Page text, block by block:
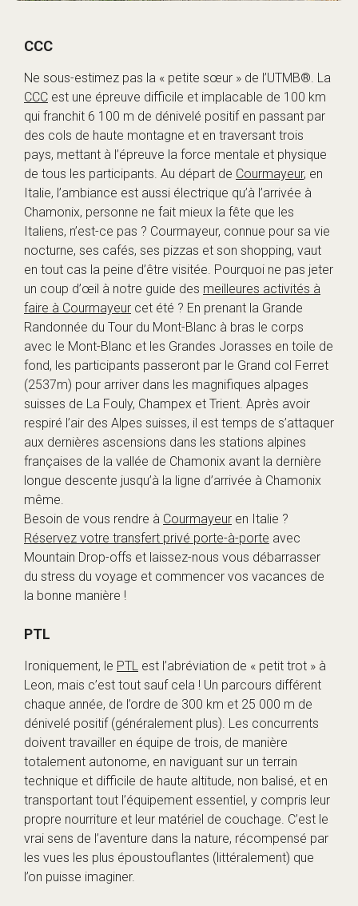
CCC
Ne sous-estimez pas la « petite sœur » de l’UTMB®. La
CCC est une épreuve difficile et implacable de 100 km
qui franchit 6 100 m de dénivelé positif en passant par
des cols de haute montagne et en traversant trois
pays, mettant à l’épreuve la force mentale et physique
de tous les participants. Au départ de Courmayeur, en
Italie, l’ambiance est aussi électrique qu’à l’arrivée à
Chamonix, personne ne fait mieux la fête que les
Italiens, n’est-ce pas ? Courmayeur, connue pour sa vie
nocturne, ses cafés, ses pizzas et son shopping, vaut
en tout cas la peine d’être visitée. Pourquoi ne pas jeter
un coup d’œil à notre guide des meilleures activités à
faire à Courmayeur cet été ? En prenant la Grande
Randonnée du Tour du Mont-Blanc à bras le corps
avec le Mont-Blanc et les Grandes Jorasses en toile de
fond, les participants passeront par le Grand col Ferret
(2537m) pour arriver dans les magnifiques alpages
suisses de La Fouly, Champex et Trient. Après avoir
respiré l’air des Alpes suisses, il est temps de s’attaquer
aux dernières ascensions dans les stations alpines
françaises de la vallée de Chamonix avant la dernière
longue descente jusqu’à la ligne d’arrivée à Chamonix
même.
Besoin de vous rendre à Courmayeur en Italie ?
Réservez votre transfert privé porte-à-porte avec
Mountain Drop-offs et laissez-nous vous débarrasser
du stress du voyage et commencer vos vacances de
la bonne manière !
PTL
Ironiquement, le PTL est l’abréviation de « petit trot » à
Leon, mais c’est tout sauf cela ! Un parcours différent
chaque année, de l’ordre de 300 km et 25 000 m de
dénivelé positif (généralement plus). Les concurrents
doivent travailler en équipe de trois, de manière
totalement autonome, en naviguant sur un terrain
technique et difficile de haute altitude, non balisé, et en
transportant tout l’équipement essentiel, y compris leur
propre nourriture et leur matériel de couchage. C’est le
vrai sens de l’aventure dans la nature, récompensé par
les vues les plus époustouflantes (littéralement) que
l’on puisse imaginer.